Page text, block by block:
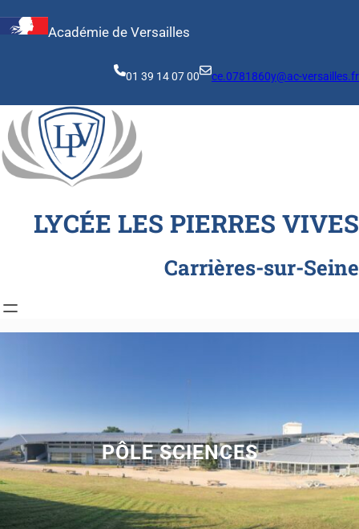
au
Académie de Versailles
01 39 14 07 00 ce.0781860y@ac-versailles.fr
LYCÉE LES PIERRES VIVES
Carrières-sur-Seine
PÔLE SCIENCES